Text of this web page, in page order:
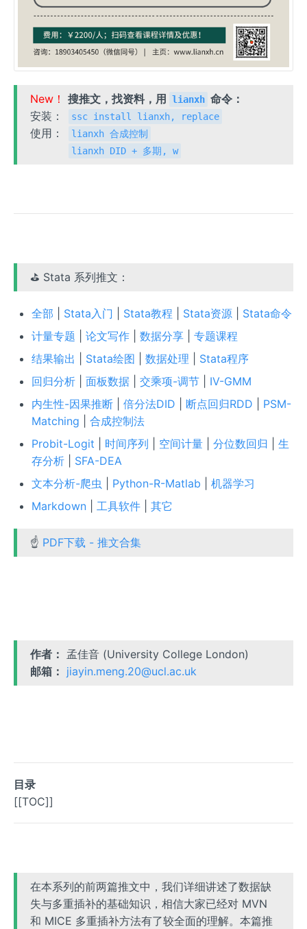
New！ 搜推文，找资料，用 lianxh 命令：
安装：
ssc install lianxh, replace
使用：
lianxh 合成控制
lianxh DID + 多期, w
⛳ Stata 系列推文：
全部 Stata入门 Stata教程 Stata资源| Stata命令
计量专题
论文写作| 数据分享| 专题课程
结果输出
Stata绘图 数据处理
Stata程序
回归分析| 面板数据| 交乘项-调节| IV-GMM
内生性-因果推断| 倍分法DID 断点回归RDD
PSM-
Matching
合成控制法
Probit-Logit
时间序列 空间计量| 分位数回归
生
存分析| SFA-DEA
文本分析-爬虫
Python-R-Matlab
机器学习
Markdown| 工具软件| 其它
☝ PDF下载 - 推文合集
作者： 孟佳音 (University College London)
邮箱： jiayin.meng.20@ucl.ac.uk
目录
[[TOC]]
在本系列的前两篇推文中，我们详细讲述了数据缺
失与多重插补的基础知识，相信大家已经对 MVN
和 MICE 多重插补方法有了较全面的理解。本篇推